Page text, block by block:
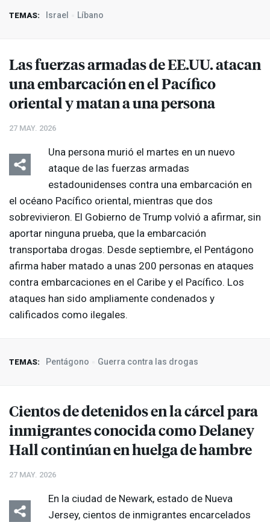
TEMAS: Israel Líbano
Las fuerzas armadas de EE.UU. atacan
una embarcación en el Pacífico
oriental y matan a una persona
27 MAY. 2026
Una persona murió el martes en un nuevo
ataque de las fuerzas armadas
estadounidenses contra una embarcación en
el océano Pacífico oriental, mientras que dos
sobrevivieron. El Gobierno de Trump volvió a afirmar, sin
aportar ninguna prueba, que la embarcación
transportaba drogas. Desde septiembre, el Pentágono
afirma haber matado a unas 200 personas en ataques
contra embarcaciones en el Caribe y el Pacífico. Los
ataques han sido ampliamente condenados y
calificados como ilegales.
TEMAS: Pentágono Guerra contra las drogas
Cientos de detenidos en la cárcel para
inmigrantes conocida como Delaney
Hall continúan en huelga de hambre
27 MAY. 2026
En la ciudad de Newark, estado de Nueva
Jersey, cientos de inmigrantes encarcelados